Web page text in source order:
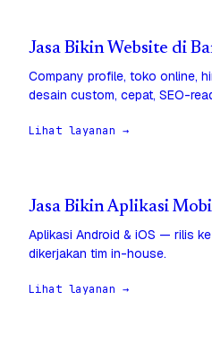
Jasa Bikin Website di
Company profile, toko online,
desain custom, cepat, SEO-
Lihat layanan →
Jasa Bikin Aplikasi
Aplikasi Android & iOS — rilis
dikerjakan tim in-house.
Lihat layanan →